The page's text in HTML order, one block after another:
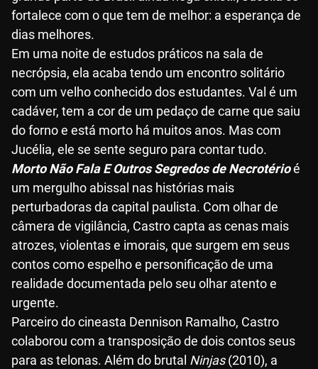
fortalece com o que tem de melhor: a esperança de
dias melhores.
Em uma noite de estudos práticos na sala de
necrópsia, ela acaba tendo um encontro solitário
com um velho conhecido dos estudantes. Val é um
cadáver, tem a cor de um pedaço de carne que saiu
do forno e está morto há muitos anos. Mas com
Jucélia, ele se sente seguro para contar tudo.
Morto Não Fala E Outros Segredos de Necrotérioé
um mergulho abissal nas histórias mais
perturbadoras da capital paulista. Com olhar de
câmera de vigilância, Castro capta as cenas mais
atrozes, violentas e imorais, que surgem em seus
contos como espelho e personificação de uma
realidade documentada pelo seu olhar atento e
urgente.
Parceiro do cineasta Dennison Ramalho, Castro
colaborou com a transposição de dois contos seus
para as telonas. Além do brutal Ninjas(2010), a